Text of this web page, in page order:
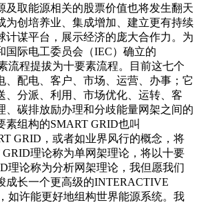
及取能源相关的股票价值也将发生翻天
为创培养业、集成增加、建立更有持续
计谋平台，展示经济的庞大合作力。为
国际电工委员会（IEC）确立的
流程提拔为十要素流程。目前这七个
、配电、客户、市场、运营、办事；它
、分派、利用、市场优化、运转、客
、碳排放励办理和分歧能量网架之间的
素组构的SMART GRID也叫
GRID，或者如业界风行的概念，将
GRID理论称为单网架理论，将以十要
理论称为分析网架理论，我但愿我们
成长一个更高级的INTERACTIVE
如许能更好地组构世界能源系统。我